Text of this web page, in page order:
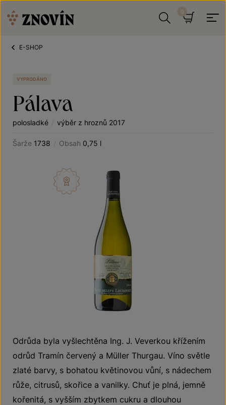
E-SHOP
VYPRODÁNO
Pálava
polosladké / výběr z hroznů 2017
Šarže 1738 / Obsah 0,75 l
Odrůda byla vyšlechtěna Ing. J. Veverkou křížením
odrůd Tramín červený a Müller Thurgau. Víno světle
zlaté barvy, s bohatou květinovou vůní, s nádechem
růže, citrusů, skořice a vanilky. Chuť je plná, jemně
kořenitá, s vyšším zbytkem cukru a dlouhou